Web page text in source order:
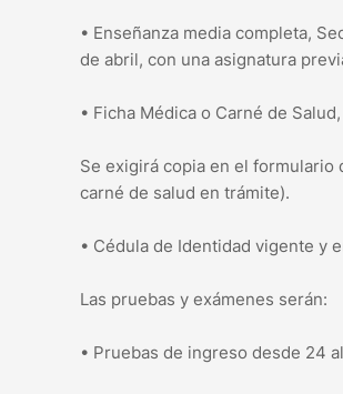
• Enseñanza media completa,
de abril, con una asignatura
• Ficha Médica o Carné de
Se exigirá copia en el formulario
carné de salud en trámite).
• Cédula de Identidad vigente y
Las pruebas y exámenes serán:
• Pruebas de ingreso desde 24